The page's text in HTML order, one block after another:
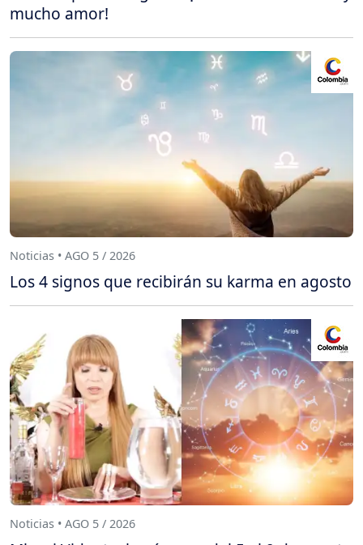
mucho amor!
Noticias • AGO 5 / 2026
Los 4 signos que recibirán su karma en agosto
Noticias • AGO 5 / 2026